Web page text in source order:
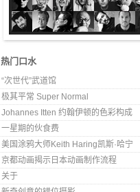
热门口水
“次世代”武道馆
极其平常 Super Normal
Johannes Itten 约翰伊顿的色彩构成
一星期的伙食费
美国涂鸦大师Keith Haring凯斯·哈宁
京都动画揭示日本动画制作流程
关于